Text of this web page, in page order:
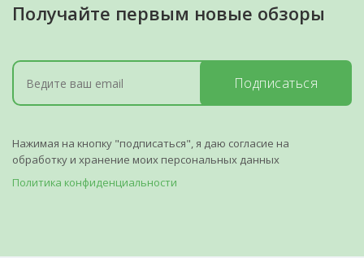
Получайте первым новые обзоры
Подписаться
Нажимая на кнопку "подписаться", я даю согласие на
обработку и хранение моих персональных данных
Политика конфиденциальности